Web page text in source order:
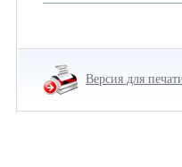
Версия для